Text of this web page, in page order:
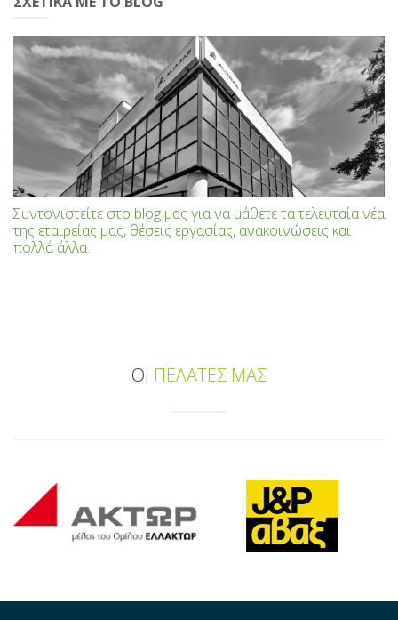
Συντονιστείτε στο blog μας για να μάθετε τα τελευταία νέα
της εταιρείας μας, θέσεις εργασίας, ανακοινώσεις και
πολλά άλλα.
ΟΙ ΠΕΛΑΤΕΣ ΜΑΣ